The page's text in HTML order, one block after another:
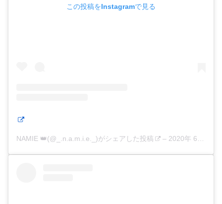
この投稿をInstagramで見る
NAMIE 👑(@_.n.a.m.i.e._)がシェアした投稿 – 2020年 6月月17日午前5時08分PDT